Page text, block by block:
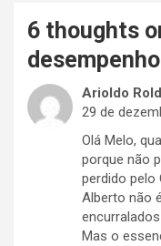
6 thoughts
Arioldo
29 de
Olá Melo,
porque não
perdido pelo
Alberto não
Mas o